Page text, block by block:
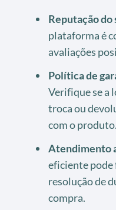
Reputação do
plataforma é
avaliações
Política de
Verifique se a
troca ou
com o produto.
Atendimento
eficiente pode
resolução de
compra.